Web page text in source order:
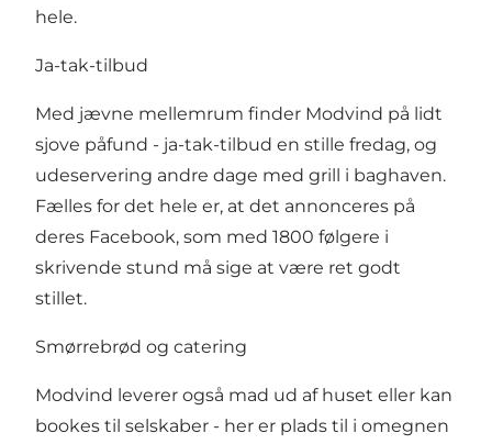
hele.
Ja-tak-tilbud
Med jævne mellemrum finder Modvind på lidt
sjove påfund - ja-tak-tilbud en stille fredag, og
udeservering andre dage med grill i baghaven.
Fælles for det hele er, at det annonceres på
deres Facebook, som med 1800 følgere i
skrivende stund må sige at være ret godt
stillet.
Smørrebrød og catering
Modvind leverer også mad ud af huset eller kan
bookes til selskaber - her er plads til i omegnen